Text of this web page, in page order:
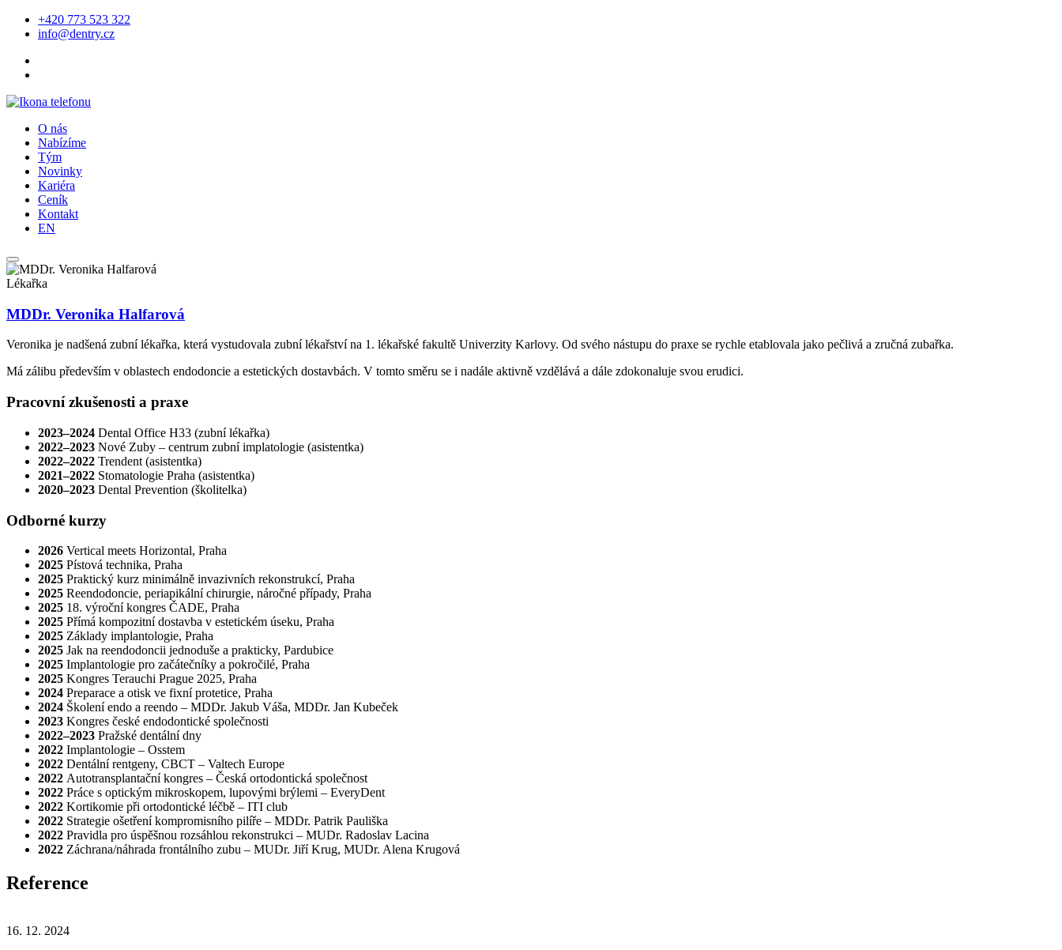
+420 773 523 322
info@dentry.cz
O nás
Nabízíme
Tým
Novinky
Kariéra
Ceník
Kontakt
EN
Lékařka
MDDr. Veronika Halfarová
Veronika je nadšená zubní lékařka, která vystudovala zubní lékařství na 1. lékařské fakultě Univerzity Karlovy. Od svého nástupu do praxe se rychle etablovala jako pečlivá a zručná zubařka.
Má zálibu především v oblastech endodoncie a estetických dostavbách. V tomto směru se i nadále aktivně vzdělává a dále zdokonaluje svou erudici.
Pracovní zkušenosti a praxe
2023–2024 Dental Office H33 (zubní lékařka)
2022–2023 Nové Zuby – centrum zubní implatologie (asistentka)
2022–2022 Trendent (asistentka)
2021–2022 Stomatologie Praha (asistentka)
2020–2023 Dental Prevention (školitelka)
Odborné kurzy
2026 Vertical meets Horizontal, Praha
2025 Pístová technika, Praha
2025 Praktický kurz minimálně invazivních rekonstrukcí, Praha
2025 Reendodoncie, periapikální chirurgie, náročné případy, Praha
2025 18. výroční kongres ČADE, Praha
2025 Přímá kompozitní dostavba v estetickém úseku, Praha
2025 Základy implantologie, Praha
2025 Jak na reendodoncii jednoduše a prakticky, Pardubice
2025 Implantologie pro začátečníky a pokročilé, Praha
2025 Kongres Terauchi Prague 2025, Praha
2024 Preparace a otisk ve fixní protetice, Praha
2024 Školení endo a reendo – MDDr. Jakub Váša, MDDr. Jan Kubeček
2023 Kongres české endodontické společnosti
2022–2023 Pražské dentální dny
2022 Implantologie – Osstem
2022 Dentální rentgeny, CBCT – Valtech Europe
2022 Autotransplantační kongres – Česká ortodontická společnost
2022 Práce s optickým mikroskopem, lupovými brýlemi – EveryDent
2022 Kortikomie při ortodontické léčbě – ITI club
2022 Strategie ošetření kompromisního pilíře – MDDr. Patrik Pauliška
2022 Pravidla pro úspěšnou rozsáhlou rekonstrukci – MUDr. Radoslav Lacina
2022 Záchrana/náhrada frontálního zubu – MUDr. Jiří Krug, MUDr. Alena Krugová
Reference
16. 12. 2024